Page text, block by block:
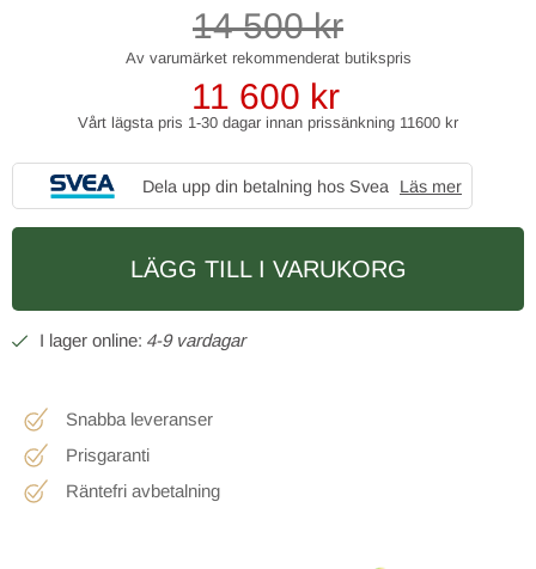
14 500kr
11 600 kr
Vårt lägsta pris 1-30 dagar innan prissänkning 11600 kr
Dela upp din betalning hos Svea Läs mer
LÄGG TILL I VARUKORG
4-9 vardagar
Snabba leveranser
Prisgaranti
Räntefri avbetalning